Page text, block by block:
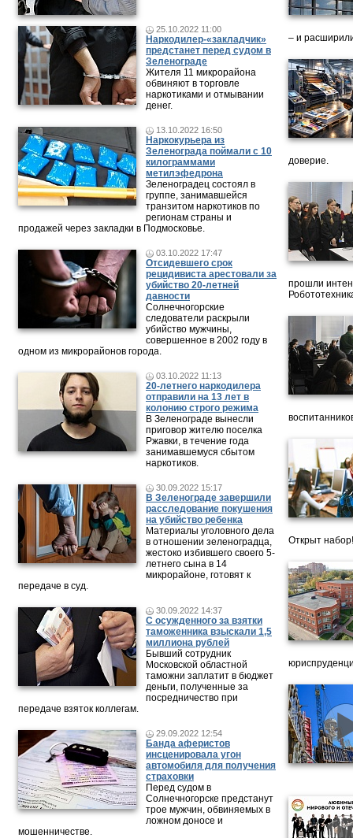
25.10.2022 11:00
Наркодилер-«закладчик»
предстанет перед судом в
Зеленограде
Жителя 11 микрорайона
обвиняют в торговле
наркотиками и отмывании
денег.
13.10.2022 16:50
Наркокурьера из
Зеленограда поймали с 10
килограммами
метилэфедрона
Зеленоградец состоял в
группе, занимавшейся
транзитом наркотиков по
регионам страны и
продажей через закладки в Подмосковье.
03.10.2022 17:47
Отсидевшего срок
рецидивиста арестовали за
убийство 20-летней
давности
Солнечногорские
следователи раскрыли
убийство мужчины,
совершенное в 2002 году в
одном из микрорайонов города.
03.10.2022 11:13
20-летнего наркодилера
отправили на 13 лет в
колонию строго режима
В Зеленограде вынесли
приговор жителю поселка
Ржавки, в течение года
занимавшемуся сбытом
наркотиков.
30.09.2022 15:17
В Зеленограде завершили
расследование покушения
на убийство ребенка
Материалы уголовного дела
в отношении зеленоградца,
жестоко избившего своего 5-
летнего сына в 14
микрорайоне, готовят к
передаче в суд.
30.09.2022 14:37
С осужденного за взятки
таможенника взыскали 1,5
миллиона рублей
Бывший сотрудник
Московской областной
таможни заплатит в бюджет
деньги, полученные за
посредничество при
передаче взяток коллегам.
29.09.2022 12:54
Банда аферистов
инсценировала угон
автомобиля для получения
страховки
Перед судом в
Солнечногорске предстанут
трое мужчин, обвиняемых в
ложном доносе и
мошенничестве.
– и
доверие.
прошли
Открыт набор!